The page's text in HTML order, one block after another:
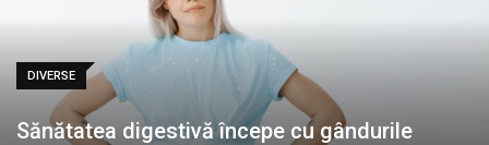
DIVERSE
Sănătatea digestivă începe cu gândurile